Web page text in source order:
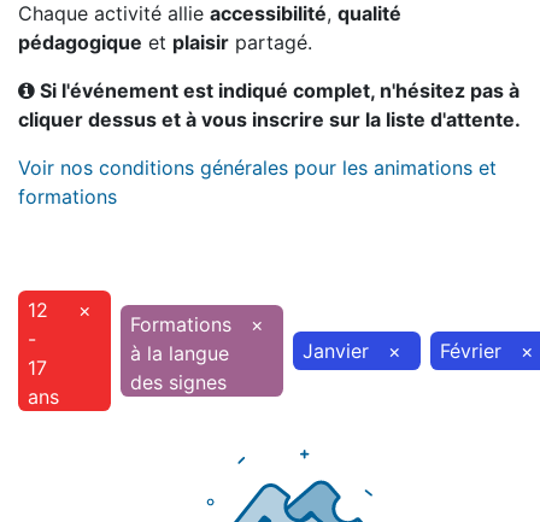
Chaque activité allie accessibilité, qualité
pédagogique et plaisir partagé.
Si l'événement est indiqué complet, n'hésitez pas à
cliquer dessus et à vous inscrire sur la liste d'attente.
Voir nos conditions générales pour les animations et
formations
12
-
17
ans
×
Formations
à la langue
des signes
×
Janvier
× Février ×